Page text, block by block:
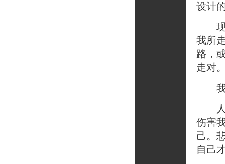
设计
现
我所
路，
走对
我
人
伤害
己。
自己